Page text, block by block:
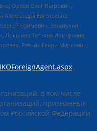
Орлов Олег Петрович,
Евгеньевна,
Ефимович, Золотухин
Локшина Татьяна Иосифовна,
Резник Генри Маркович,
в том числе
признанных
Российской Федерации